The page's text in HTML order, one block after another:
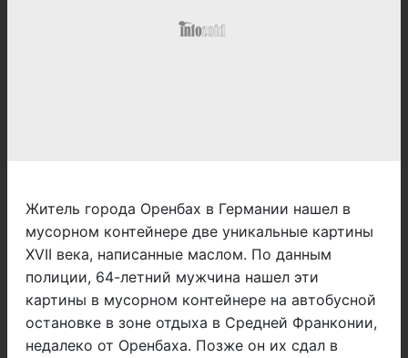
Житель города Оренбах в Германии нашел в
мусорном контейнере две уникальные картины
XVII века, написанные маслом. По данным
полиции, 64-летний мужчина нашел эти
картины в мусорном контейнере на автобусной
остановке в зоне отдыха в Средней Франконии,
недалеко от Оренбаха. Позже он их сдал в